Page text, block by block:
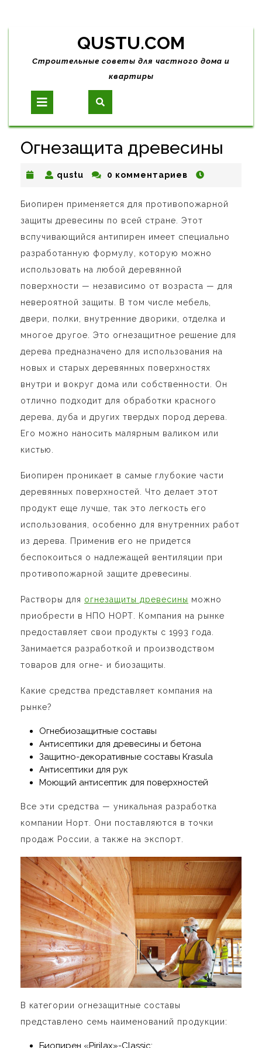
Skip
content
QUSTU.COM
Строительные советы для частного дома и
квартиры
Open
Button
Огнезащита древесины
qustu qustu0 комментариев
Биопирен применяется для противопожарной
защиты древесины по всей стране. Этот
вспучивающийся антипирен имеет специально
разработанную формулу, которую можно
использовать на любой деревянной
поверхности — независимо от возраста — для
невероятной защиты. В том числе мебель,
двери, полки, внутренние дворики, отделка и
многое другое. Это огнезащитное решение для
дерева предназначено для использования на
новых и старых деревянных поверхностях
внутри и вокруг дома или собственности. Он
отлично подходит для обработки красного
дерева, дуба и других твердых пород дерева.
Его можно наносить малярным валиком или
кистью.
Биопирен проникает в самые глубокие части
деревянных поверхностей. Что делает этот
продукт еще лучше, так это легкость его
использования, особенно для внутренних работ
из дерева. Применив его не придется
беспокоиться о надлежащей вентиляции при
противопожарной защите древесины.
Растворы для огнезащиты древесины можно
приобрести в НПО НОРТ. Компания на рынке
предоставляет свои продукты с 1993 года.
Занимается разработкой и производством
товаров для огне- и биозащиты.
Какие средства представляет компания на
рынке?
Огнебиозащитные составы
Антисептики для древесины и бетона
Защитно-декоративные составы Krasula
Антисептики для рук
Моющий антисептик для поверхностей
Все эти средства — уникальная разработка
компании Норт. Они поставляются в точки
продаж России, а также на экспорт.
В категории огнезащитные составы
представлено семь наименований продукции:
Биопирен «Pirilax»-Classic;